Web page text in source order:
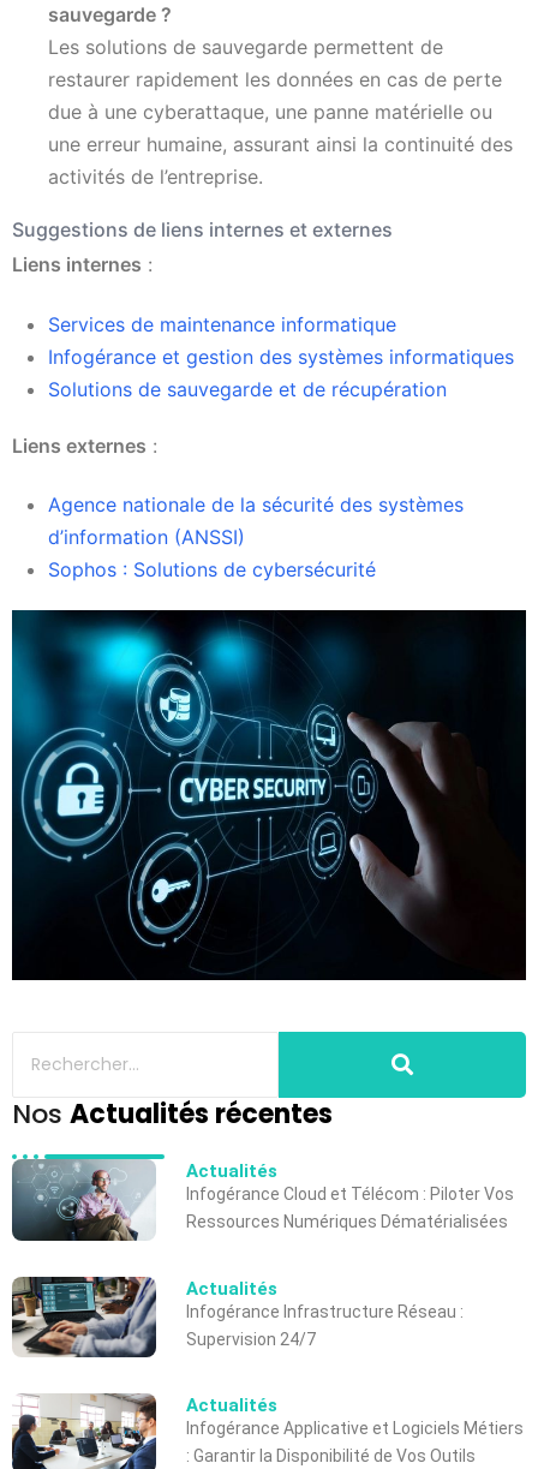
sauvegarde ?
Les solutions de sauvegarde permettent de
restaurer rapidement les données en cas de perte
due à une cyberattaque, une panne matérielle ou
une erreur humaine, assurant ainsi la continuité des
activités de l’entreprise.
Suggestions de liens internes et externes
Liens internes :
Services de maintenance informatique
Infogérance et gestion des systèmes informatiques
Solutions de sauvegarde et de récupération
Liens externes :
Agence nationale de la sécurité des systèmes
d’information (ANSSI)
Sophos : Solutions de cybersécurité
Nos Actualités récentes
Actualités
Infogérance Cloud et Télécom : Piloter Vos
Ressources Numériques Dématérialisées
Actualités
Infogérance Infrastructure Réseau :
Supervision 24/7
Actualités
Infogérance Applicative et Logiciels Métiers
: Garantir la Disponibilité de Vos Outils